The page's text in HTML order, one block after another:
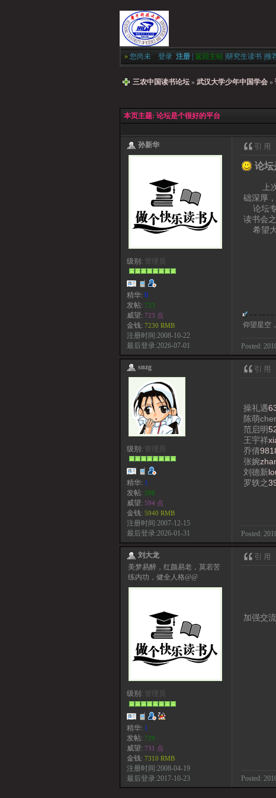
» 您尚未 登录 注册 返回主站 研究生读书 推
三农中国读书论坛 » 武汉大学少年中国学会 »
本页主题: 论坛是个很好的平台
孙新华
级别: 管理员
精华: 0
发帖: 723
威望: 723 点
金钱: 7230 RMB
注册时间:2008-10-22
最后登录:2026-07-01
论坛
上次有
础深厚
论坛专
读书会
希望大
仰望星空
Posted:
snzg
级别: 管理员
精华: 1
发帖: 596
威望: 594 点
金钱: 5940 RMB
注册时间:2007-12-15
最后登录:2026-01-31
操礼遇
陈萌
范启明
王宇祥
乔倩
张婉
刘德新
罗轶之
Posted:
刘大龙
美梦易醉，红颜易老，莫若苦
练内功，健全人格@@
级别: 管理员
精华: 1
发帖: 729
威望: 731 点
金钱: 7310 RMB
注册时间:2008-04-19
最后登录:2017-10-23
加强交
Posted: